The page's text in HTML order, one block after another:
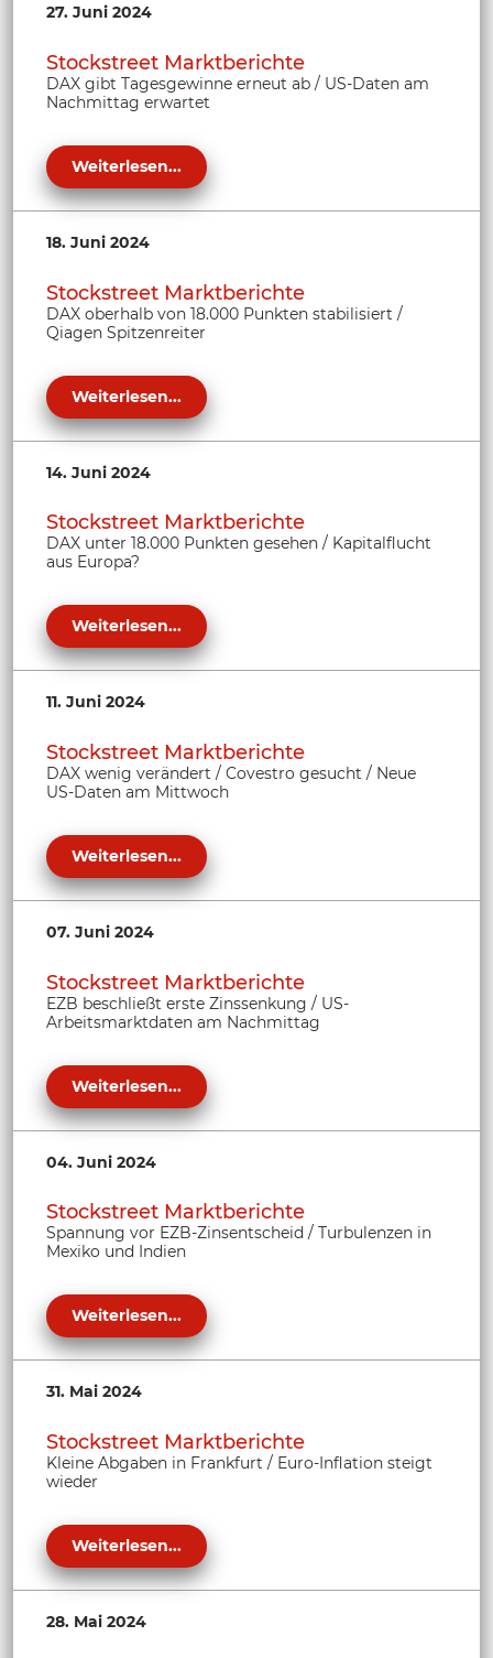
27. Juni 2024
Stockstreet Marktberichte
DAX gibt Tagesgewinne erneut ab / US-Daten am
Nachmittag erwartet
Weiterlesen...
18. Juni 2024
Stockstreet Marktberichte
DAX oberhalb von 18.000 Punkten stabilisiert /
Qiagen Spitzenreiter
Weiterlesen...
14. Juni 2024
Stockstreet Marktberichte
DAX unter 18.000 Punkten gesehen / Kapitalflucht
aus Europa?
Weiterlesen...
11. Juni 2024
Stockstreet Marktberichte
DAX wenig verändert / Covestro gesucht / Neue
US-Daten am Mittwoch
Weiterlesen...
07. Juni 2024
Stockstreet Marktberichte
EZB beschließt erste Zinssenkung / US-
Arbeitsmarktdaten am Nachmittag
Weiterlesen...
04. Juni 2024
Stockstreet Marktberichte
Spannung vor EZB-Zinsentscheid / Turbulenzen in
Mexiko und Indien
Weiterlesen...
31. Mai 2024
Stockstreet Marktberichte
Kleine Abgaben in Frankfurt / Euro-Inflation steigt
wieder
Weiterlesen...
28. Mai 2024